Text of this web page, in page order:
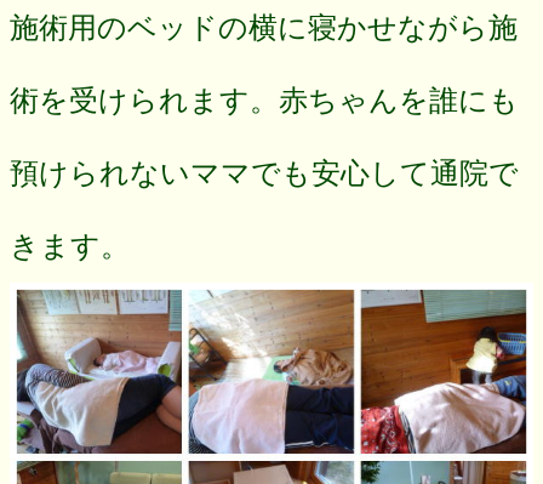
施術用のベッドの横に寝かせながら施
術を受けられます。赤ちゃんを誰にも
預けられないママでも安心して通院で
きます。